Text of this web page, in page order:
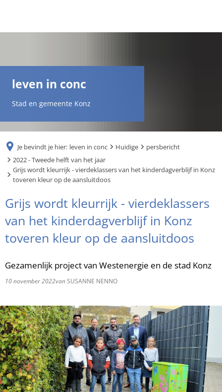
RU
leven in conc
Stad en gemeente Konz
Je bevindt je hier: leven in conc Huidige
persbericht
2022 - Tweede helft van het jaar
Grijs wordt kleurrijk - vierdeklassers van het kinderdagverblijf in Konz
toveren kleur op de aansluitdoos
Grijs wordt kleurrijk - vierdeklassers
van het kinderdagverblijf in Konz
toveren kleur op de aansluitdoos
Gezamenlijk project van Westenergie en de stad Konz
10 november 2022vanSUSANNE NENNO